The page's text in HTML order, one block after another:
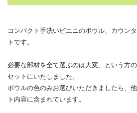
コンパクト手洗いピエニのボウル、カウン
トです。
必要な部材を全て選ぶのは大変、という方
セットにいたしました。
ボウルの色のみお選びいただきましたら、
ト内容に含まれています。